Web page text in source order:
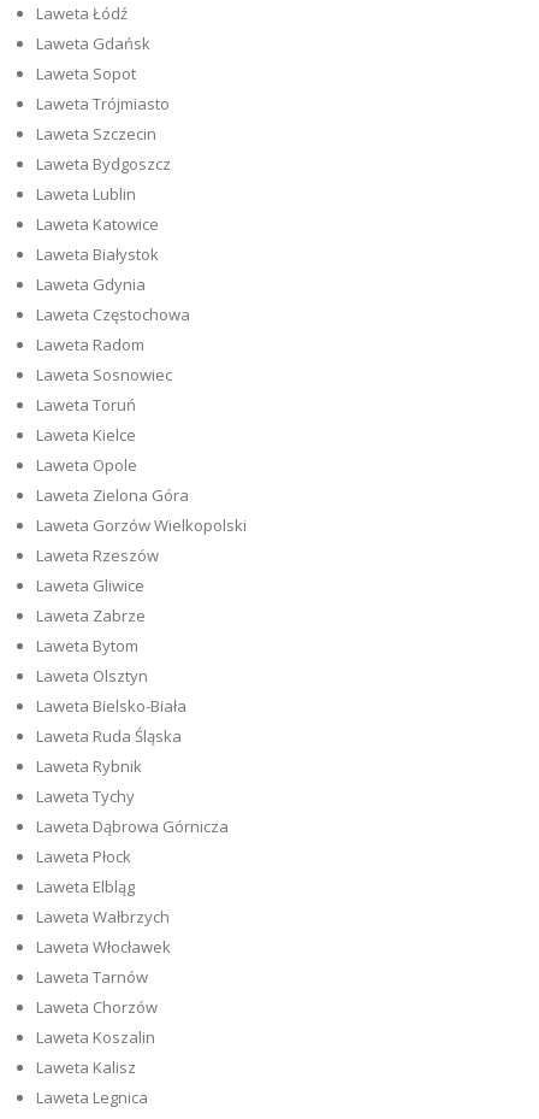
Laweta Łódź
Laweta Gdańsk
Laweta Sopot
Laweta Trójmiasto
Laweta Szczecin
Laweta Bydgoszcz
Laweta Lublin
Laweta Katowice
Laweta Białystok
Laweta Gdynia
Laweta Częstochowa
Laweta Radom
Laweta Sosnowiec
Laweta Toruń
Laweta Kielce
Laweta Opole
Laweta Zielona Góra
Laweta Gorzów Wielkopolski
Laweta Rzeszów
Laweta Gliwice
Laweta Zabrze
Laweta Bytom
Laweta Olsztyn
Laweta Bielsko-Biała
Laweta Ruda Śląska
Laweta Rybnik
Laweta Tychy
Laweta Dąbrowa Górnicza
Laweta Płock
Laweta Elbląg
Laweta Wałbrzych
Laweta Włocławek
Laweta Tarnów
Laweta Chorzów
Laweta Koszalin
Laweta Kalisz
Laweta Legnica